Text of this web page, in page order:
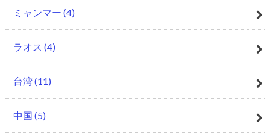
ミャンマー (4)
ラオス (4)
台湾(11)
中国 (5)